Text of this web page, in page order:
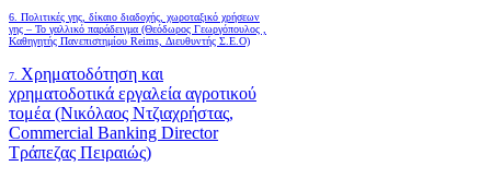
6. Πολιτικές γης, δίκαιο διαδοχής, χωροταξικό χρήσεων
γης – Το γαλλικό παράδειγμα (Θεόδωρος Γεωργόπουλος ,
Καθηγητής Πανεπιστημίου Reims, Διευθυντής Σ.Ε.Ο)
7. Χρηματοδότηση και
χρηματοδοτικά εργαλεία αγροτικού
τομέα (Νικόλαος Ντζιαχρήστας,
Commercial Banking Director
Τράπεζας Πειραιώς)